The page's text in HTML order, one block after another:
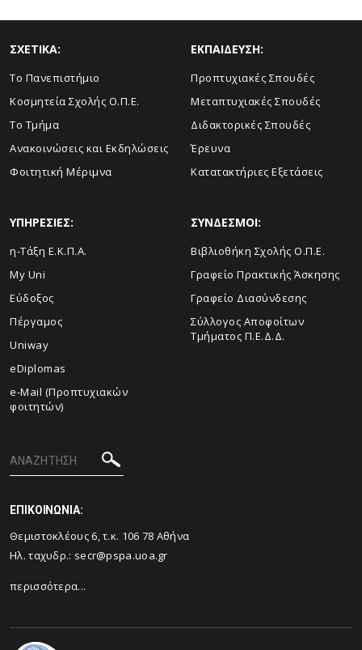
ΣΧΕΤΙΚΑ:
Το Πανεπιστήμιο
Κοσμητεία Σχολής Ο.Π.Ε.
Το Τμήμα
Ανακοινώσεις και Εκδηλώσεις
Φοιτητική Μέριμνα
ΕΚΠΑΙΔΕΥΣΗ:
Προπτυχιακές Σπουδές
Μεταπτυχιακές Σπουδές
Διδακτορικές Σπουδές
Έρευνα
Κατατακτήριες Εξετάσεις
ΥΠΗΡΕΣΙΕΣ:
η-Τάξη Ε.Κ.Π.Α.
My Uni
Εύδοξος
Πέργαμος
Uniway
eDiplomas
e-Mail (Προπτυχιακών
φοιτητών)
ΣΥΝΔΕΣΜΟΙ:
Βιβλιοθήκη Σχολής Ο.Π.Ε.
Γραφείο Πρακτικής Άσκησης
Γραφείο Διασύνδεσης
Σύλλογος Αποφοίτων
Τμήματος Π.Ε.Δ.Δ.
ΕΠΙΚΟΙΝΩΝΙΑ:
Θεμιστοκλέους 6, τ.κ. 106 78 Αθήνα
Ηλ. ταχυδρ.: secr@pspa.uoa.gr
περισσότερα...